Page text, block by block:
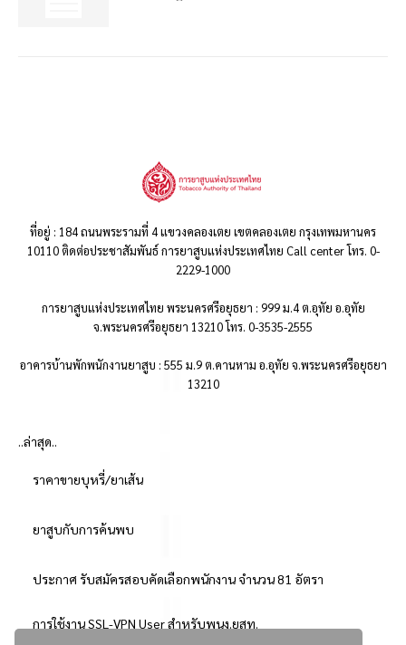
ที่อยู่ : 184 ถนนพระรามที่ 4 แขวงคลองเตย เขตคลองเตย กรุงเทพมหานคร
10110 ติดต่อประชาสัมพันธ์ การยาสูบแห่งประเทศไทย Call center โทร. 0-
2229-1000
การยาสูบแห่งประเทศไทย พระนครศรีอยุธยา : 999 ม.4 ต.อุทัย อ.อุทัย
จ.พระนครศรีอยุธยา 13210 โทร. 0-3535-2555
อาคารบ้านพักพนักงานยาสูบ : 555 ม.9 ต.คานหาม อ.อุทัย จ.พระนครศรีอยุธยา
13210
..ล่าสุด..
ราคาขายบุหรี่/ยาเส้น
ยาสูบกับการค้นพบ
ประกาศ รับสมัครสอบคัดเลือกพนักงาน จำนวน 81 อัตรา
การใช้งาน SSL-VPN User สำหรับพนง.ยสท.